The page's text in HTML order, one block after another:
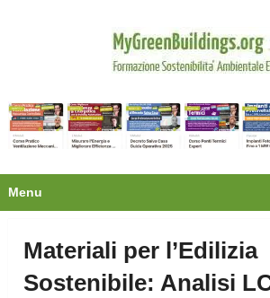
Menu
Materiali per l’Edilizia
Sostenibile: Analisi
Oltre 30.000 tecnici
fanno già